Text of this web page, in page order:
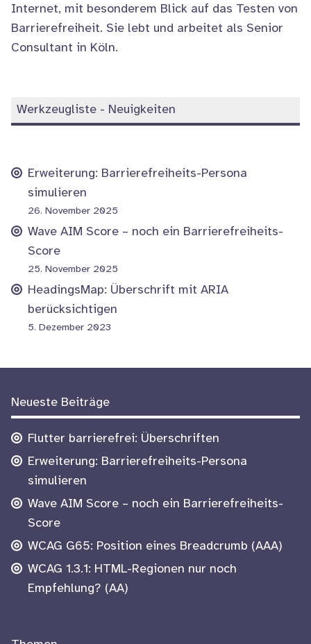
Internet, mit besonderem Blick auf das Testen von
Barrierefreiheit. Sie lebt und arbeitet als Senior
Consultant in Köln.
Werkzeugliste - Neuigkeiten
Erweiterung: Barrierefreiheits-Persona
simulieren
26. November 2025
Wave AIM Score – noch ein Barrierefreiheits-
Score
25. November 2025
HeadingsMap: Überschrift mit ARIA
berücksichtigen
5. Dezember 2023
Weitere
Informationen
Footer
Neueste Beiträge
Flutter barrierefrei: Überschriften
Erweiterung: Barrierefreiheits-Persona
simulieren
Wave AIM Score – noch ein Barrierefreiheits-
Score
WCAG G65: Position eines Breadcrumb (AAA)
WCAG 1.3.1: HTML-Regionen nur noch
Empfehlung? (AA)